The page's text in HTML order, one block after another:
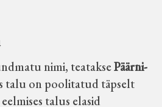
nimi, teataksePäärni-
talu on poolitatud täpselt
talus elasid